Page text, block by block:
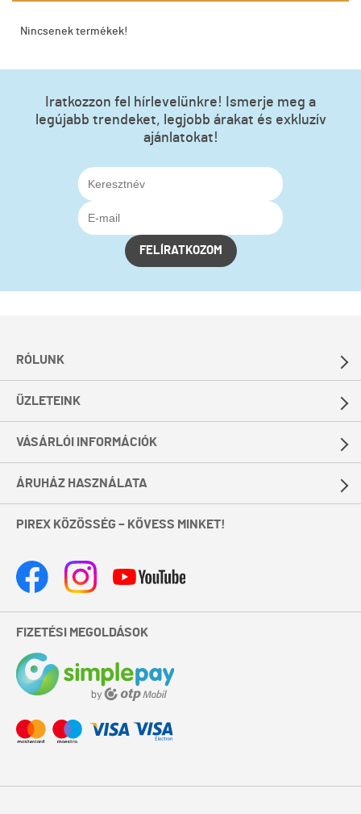
Nincsenek termékek!
Iratkozzon fel hírlevelünkre! Ismerje meg a
legújabb trendeket, legjobb árakat és exkluzív
ajánlatokat!
FELÍRATKOZOM
RÓLUNK
ÜZLETEINK
VÁSÁRLÓI INFORMÁCIÓK
ÁRUHÁZ HASZNÁLATA
PIREX KÖZÖSSÉG – KÖVESS MINKET!
FIZETÉSI MEGOLDÁSOK